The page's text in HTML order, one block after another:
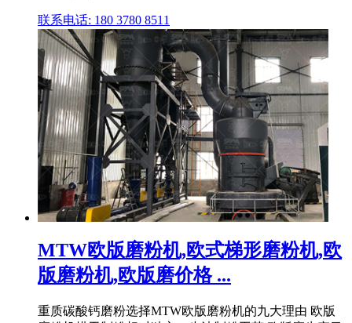
联系电话: 180 3780 8511
MTW欧版磨粉机,欧式梯形磨粉机,欧
版磨粉机,欧版磨价格 ...
重质碳酸钙磨粉选择MTW欧版磨粉机的九大理由 欧版